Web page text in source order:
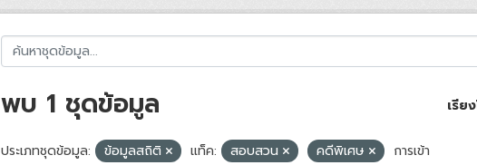
เรีย
พบ 1 ชุดข้อมูล
ประเภทชุดข้อมูล: ข้อมูลสถิติ แท็ค: สอบสวน คดีพิเศษ
การเข้า